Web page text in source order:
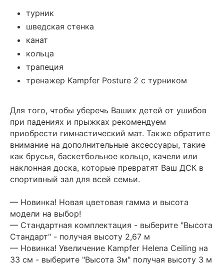
турник
шведская стенка
канат
кольца
трапеция
тренажер Kampfer Posture 2 с турником
Для того, чтобы уберечь Ваших детей от ушибов
при падениях и прыжках рекомендуем
приобрести гимнастический мат. Также обратите
внимание на дополнительные аксессуары, такие
как брусья, баскетбольное кольцо, качели или
наклонная доска, которые превратят Ваш ДСК в
спортивный зал для всей семьи.
— Новинка! Новая цветовая гамма и высота
модели на выбор!
— Стандартная комплектация - выберите "Высота
Стандарт" - получая высоту 2,67 м
— Новинка! Увеличение Kampfer Helena Ceiling на
33 cм - выберите "Высота 3м" получая высоту 3 м